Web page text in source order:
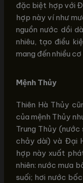
đặc biệt hợp với
hợp này ví như
nguồn nước dồi
nhiêu, tạo điều
mang đến nhiều
Mệnh Thủy
Thiên Hà Thủy
của mệnh Thủy
Trung Thủy (nước
chảy dài) và Đại
hợp này xuất
nhiên: nước mưa
suối; hơi nước